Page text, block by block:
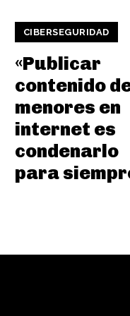
CIBERSEGURIDAD
«Publicar
contenido
menores en
internet es
condenarlo
para